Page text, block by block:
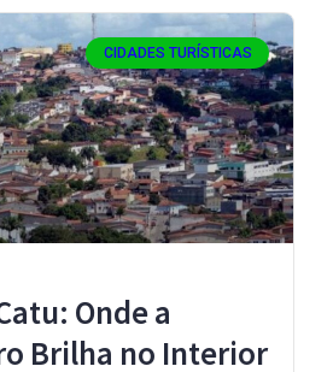
CIDADES TURÍSTICAS
Onde a
Brilha no Interior